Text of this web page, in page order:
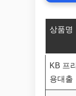
상품명
KB 프
용대출